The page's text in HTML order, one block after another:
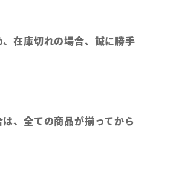
在庫切れの場合、誠に勝手
、全ての商品が揃ってから